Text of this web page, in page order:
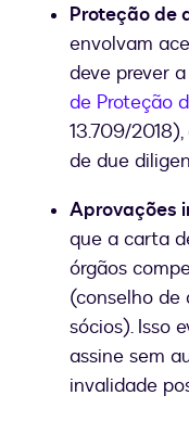
Proteção de
envolvam
deve prever
de Proteção
13.709/
de due
Aprovações
que a carta
órgãos
(conselho de
sócios). Isso
assine sem
invalidade